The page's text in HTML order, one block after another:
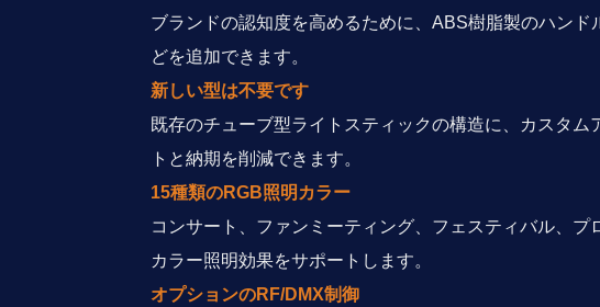
ブランドの認知度を高めるために、ABS樹脂製のハン
どを追加できます。
新しい型は不要です
既存のチューブ型ライトスティックの構造に、カスタ
トと納期を削減できます。
15種類のRGB照明カラー
コンサート、ファンミーティング、フェスティバル、
カラー照明効果をサポートします。
オプションのRF/DMX制御